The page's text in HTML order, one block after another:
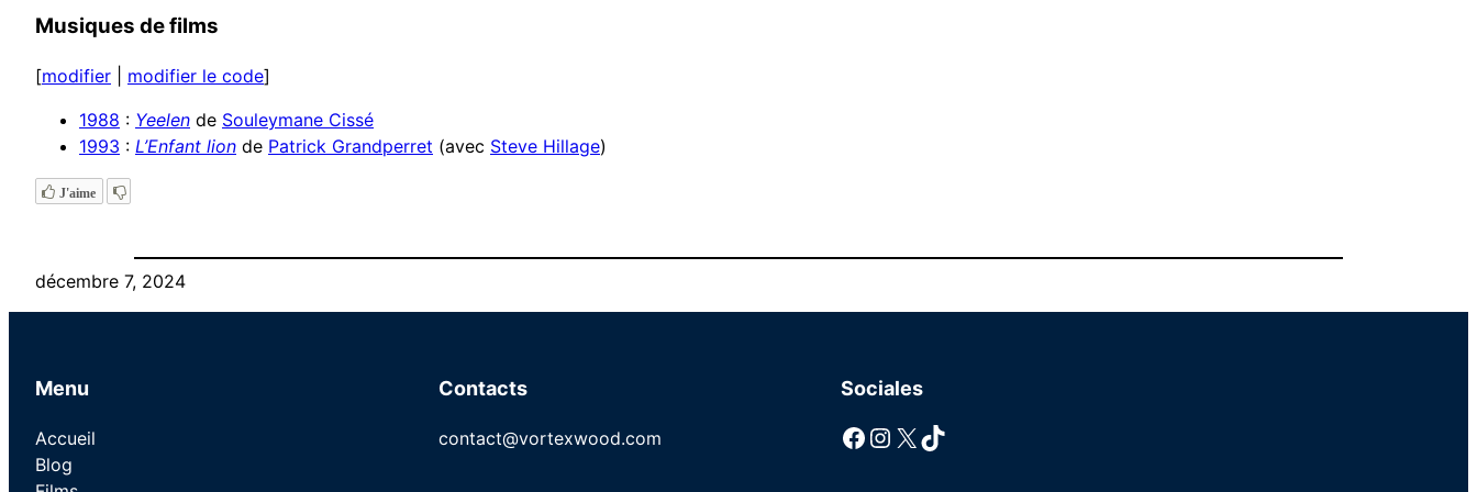
Musiques de films
[modifier modifier le code]
1988 : Yeelen de Souleymane Cissé
1993 : L’Enfant lion de Patrick Grandperret (avec Steve Hillage)
J'aime
décembre 7, 2024
Menu
Accueil
Blog
Contacts
contact@vortexwood.com
Sociales
Facebook Instagram X TikTok